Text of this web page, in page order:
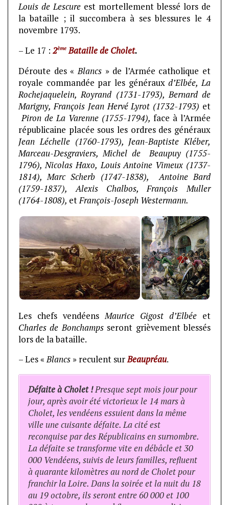
Louis deLescure est mortellement blessé lors de
la bataille ; il succombera à ses blessures le 4
novembre 1793.
– Le 17 : 2ème Bataille de Cholet.
Déroute des «Blancs» de l’Armée catholique et
royale commandée par les générauxd’Elbée,La
Rochejaquelein, Royrand (1731-1793), Bernard de
Marigny, François Jean Hervé Lyrot (1732-1793) et
Piron de La Varenne (1755-1794), face à l’Armée
républicaine placée sous les ordres des généraux
Jean Léchelle (1760-1793), Jean-Baptiste Kléber,
Marceau-Desgraviers, Michel de Beaupuy (1755-
1796), Nicolas Haxo, Louis Antoine Vimeux (1737-
1814), Marc Scherb (1747-1838), Antoine Bard
(1759-1837), Alexis Chalbos, François Muller
(1764-1808), etFrançois-Joseph Westermann.
Les chefs vendéensMaurice Gigost d’Elbée et
Charles de Bonchampsseront grièvement blessés
lors de la bataille.
– Les «Blancs » reculent surBeaupréau.
Défaite à Cholet !Presque sept mois jour pour
jour, après avoir été victorieux le 14 mars à
Cholet, les vendéens essuient dans la même
ville une cuisante défaite. La cité est
reconquise par des Républicains en surnombre.
La défaite se transforme vite en débâcle et 30
000 Vendéens, suivis de leurs familles, refluent
à quarante kilomètres au nord de Cholet pour
franchir la Loire. Dans la soirée et la nuit du 18
au 19 octobre, ils seront entre 60 000 et 100